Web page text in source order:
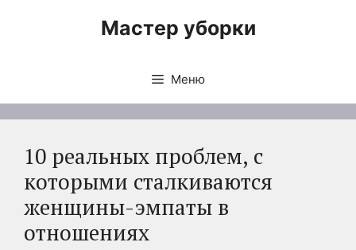
Мастер уборки
Меню
10 реальных проблем, с
которыми сталкиваются
женщины-эмпаты в
отношениях